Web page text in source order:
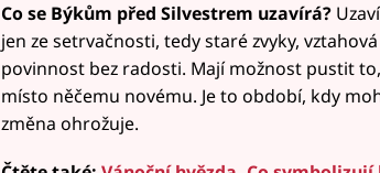
Co se Býkům před Silvestrem uzavírá?
jen ze setrvačnosti, tedy staré zvyky,
povinnost bez radosti. Mají možnost pustit
místo něčemu novému. Je to období, kdy
změna ohrožuje.